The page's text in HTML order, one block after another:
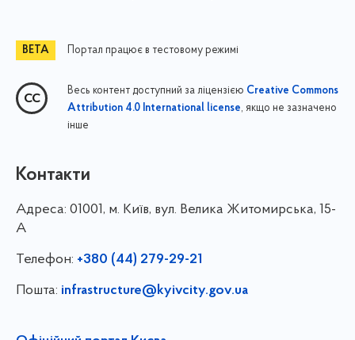
Портал працює в тестовому режимі
Весь контент доступний за ліцензією Creative Commons
Attribution 4.0 International license, якщо не зазначено
інше
Контакти
Адреса: 01001, м. Київ, вул. Велика Житомирська, 15-
А
Телефон: +380 (44) 279-29-21
Пошта: infrastructure@kyivcity.gov.ua